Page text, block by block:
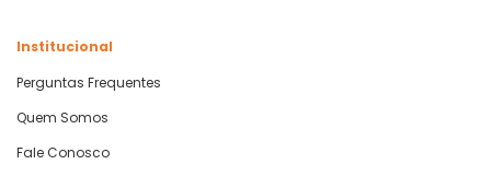
Institucional
Perguntas Frequentes
Quem Somos
Fale Conosco